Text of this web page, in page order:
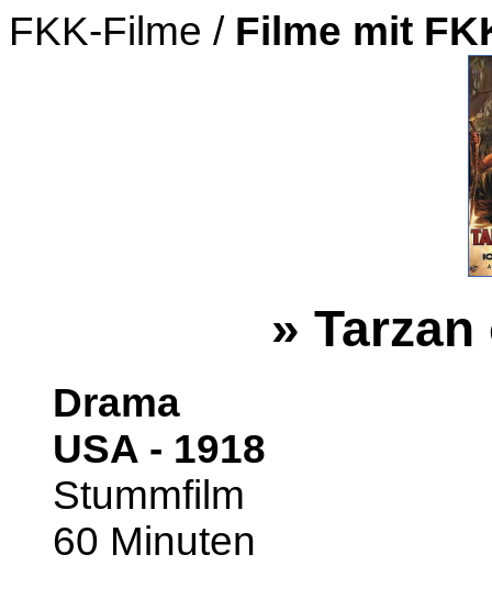
FKK-Filme / Filme mit
»
Drama
USA - 1918
Stummfilm
60 Minuten